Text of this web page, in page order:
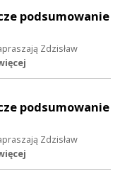
podsumowanie
Zdzisław
podsumowanie
Zdzisław